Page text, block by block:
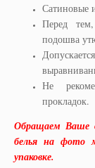
Сатиновые
Перед
подошва
Не
прокладок.
Обращаем Ваше
белья на фото
упаковке.